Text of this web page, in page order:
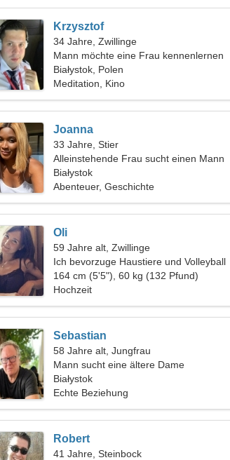
Krzysztof
34 Jahre, Zwillinge
Mann möchte eine Frau kennenlernen
Białystok, Polen
Meditation, Kino
Joanna
33 Jahre, Stier
Alleinstehende Frau sucht einen Mann
Białystok
Abenteuer, Geschichte
Oli
59 Jahre alt, Zwillinge
Ich bevorzuge Haustiere und Volleyball
164 cm (5'5"), 60 kg (132 Pfund)
Hochzeit
Sebastian
58 Jahre alt, Jungfrau
Mann sucht eine ältere Dame
Białystok
Echte Beziehung
Robert
41 Jahre, Steinbock